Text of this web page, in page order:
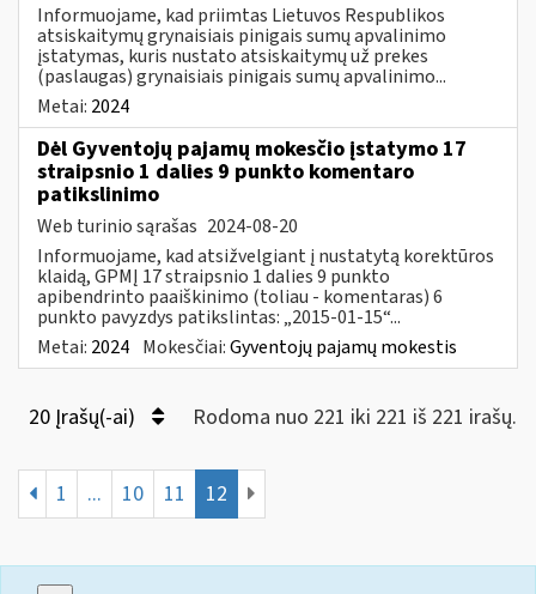
Informuojame, kad priimtas Lietuvos Respublikos
atsiskaitymų grynaisiais pinigais sumų apvalinimo
įstatymas, kuris nustato atsiskaitymų už prekes
(paslaugas) grynaisiais pinigais sumų apvalinimo...
Metai: 2024
Dėl Gyventojų pajamų mokesčio įstatymo 17
straipsnio 1 dalies 9 punkto komentaro
patikslinimo
Web turinio sąrašas 2024-08-20
Informuojame, kad atsižvelgiant į nustatytą korektūros
klaidą, GPMĮ 17 straipsnio 1 dalies 9 punkto
apibendrinto paaiškinimo (toliau - komentaras) 6
punkto pavyzdys patikslintas: „2015-01-15“...
Metai: 2024 Mokesčiai:Gyventojų pajamų mokestis
20 Įrašų(-ai) Rodoma nuo 221 iki 221 iš 221 irašų.
1 ... 10 11 12